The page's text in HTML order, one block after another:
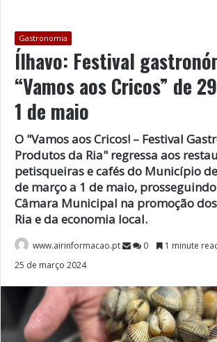
Gastronomia
Ílhavo: Festival
“Vamos aos Cricos” de
1 de maio
O "Vamos aos Cricos! – Festival
Produtos da Ria" regressa aos
petisqueiras e cafés do Município
de março a 1 de maio,
Câmara Municipal na promoção
Ria e da economia local.
www.airinformacao.pt 0
1 minute
25 de março 2024